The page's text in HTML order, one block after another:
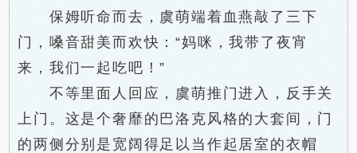
保姆听命而去，虞萌端着血燕敲了三下
门，嗓音甜美而欢快：“妈咪，我带了夜宵
来，我们一起吃吧！”
不等里面人回应，虞萌推门进入，反手关
上门。这是个奢靡的巴洛克风格的大套间，门
的两侧分别是宽阔得足以当作起居室的衣帽